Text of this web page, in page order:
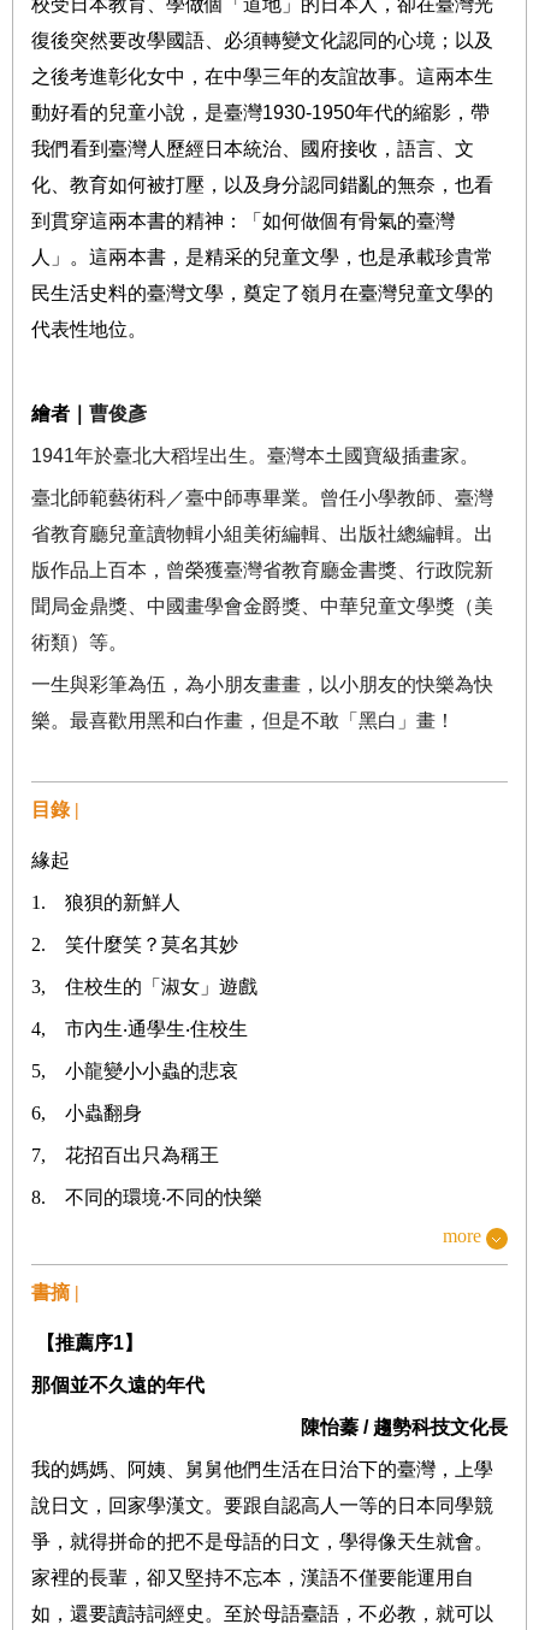
復後突然要改學國語、必須轉變文化認同的心境；以及
之後考進彰化女中，在中學三年的友誼故事。這兩本生
動好看的兒童小說，是臺灣1930-1950年代的縮影，帶
我們看到臺灣人歷經日本統治、國府接收，語言、文
化、教育如何被打壓，以及身分認同錯亂的無奈，也看
到貫穿這兩本書的精神：「如何做個有骨氣的臺灣
人」。這兩本書，是精采的兒童文學，也是承載珍貴常
民生活史料的臺灣文學，奠定了嶺月在臺灣兒童文學的
代表性地位。
繪者 曹俊彥
1941年於臺北大稻埕出生。臺灣本土國寶級插畫家。
臺北師範藝術科／臺中師專畢業。曾任小學教師、臺灣
省教育廳兒童讀物輯小組美術編輯、出版社總編輯。出
版作品上百本，曾榮獲臺灣省教育廳金書獎、行政院新
聞局金鼎獎、中國畫學會金爵獎、中華兒童文學獎（美
術類）等。
一生與彩筆為伍，為小朋友畫畫，以小朋友的快樂為快
樂。最喜歡用黑和白作畫，但是不敢「黑白」畫！
目錄 |
緣起
1. 狼狽的新鮮人
2. 笑什麼笑？莫名其妙
3, 住校生的「淑女」遊戲
4, 市內生‧通學生‧住校生
5, 小龍變小小蟲的悲哀
6, 小蟲翻身
7, 花招百出只為稱王
8. 不同的環境‧不同的快樂
10. 少女的日常就是美
15. 一人一針，合織愛心
16. 死背，沒意思！
17. 團結就是力量
18. 糗事一籮筐
more
書摘 |
【推薦序1】
那個並不久遠的年代
陳怡蓁 / 趨勢科技文化長
我的媽媽、阿姨、舅舅他們生活在日治下的臺灣，上學
說日文，回家學漢文。要跟自認高人一等的日本同學競
爭，就得拼命的把不是母語的日文，學得像天生就會。
家裡的長輩，卻又堅持不忘本，漢語不僅要能運用自
如，還要讀詩詞經史。至於母語臺語，不必教，就可以